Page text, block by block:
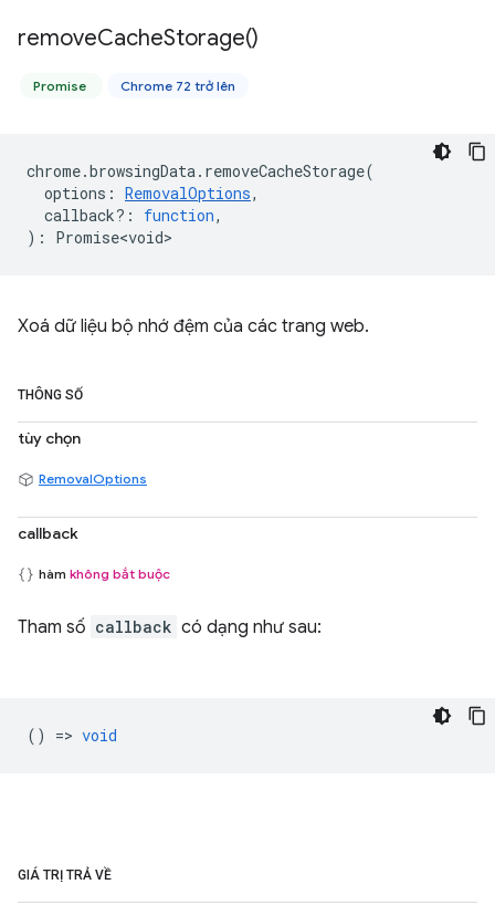
removeCacheStorage()
Promise Chrome 72 trở lên
chrome.browsingData. removeCacheStorage(
options : RemovalOptions,
callback? : function,
) : Promise<void>
Xoá dữ liệu bộ nhớ đệm của các trang web.
THÔNG SỐ
tùy chọn
RemovalOptions
callback
hàm không bắt buộc
Tham số callback có dạng như sau:
() => void
GIÁ TRỊ TRẢ VỀ